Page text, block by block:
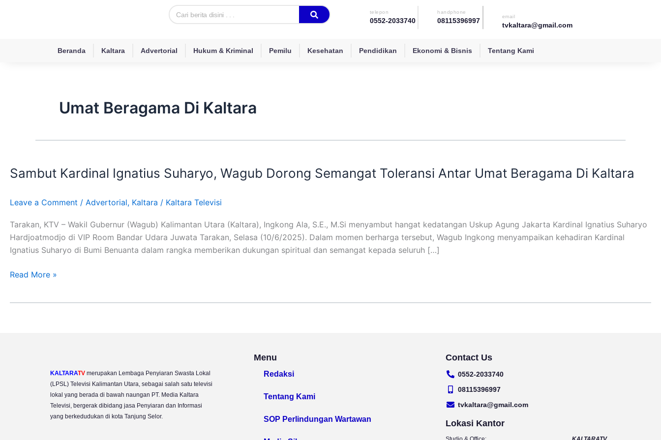
Search telepon
0552-2033740
handphone
08115396997
email
tvkaltara@gmail.com
Beranda Kaltara Advertorial Hukum & Kriminal Pemilu Kesehatan Pendidikan Ekonomi & Bisnis Tentang Kami
Umat Beragama Di Kaltara
Sambut Kardinal Ignatius Suharyo, Wagub Dorong Semangat Toleransi Antar Umat Beragama Di Kaltara
Leave a Comment / Advertorial, Kaltara / Kaltara Televisi
Tarakan, KTV – Wakil Gubernur (Wagub) Kalimantan Utara (Kaltara), Ingkong Ala, S.E., M.Si menyambut hangat kedatangan Uskup Agung Jakarta Kardinal Ignatius Suharyo
Hardjoatmodjo di VIP Room Bandar Udara Juwata Tarakan, Selasa (10/6/2025). Dalam momen berharga tersebut, Wagub Ingkong menyampaikan kehadiran Kardinal
Ignatius Suharyo di Bumi Benuanta dalam rangka memberikan dukungan spiritual dan semangat kepada seluruh […]
Ignatius
Wagub
Semangat
Toleransi
Antar
Beragama
Read More »
KALTARATV merupakan Lembaga Penyiaran Swasta Lokal
(LPSL) Televisi Kalimantan Utara, sebagai salah satu televisi
lokal yang berada di bawah naungan PT. Media Kaltara
Televisi, bergerak dibidang jasa Penyiaran dan Informasi
yang berkedudukan di kota Tanjung Selor.
Menu
Redaksi
Tentang Kami
SOP Perlindungan Wartawan
Contact Us
0552-2033740
08115396997
tvkaltara@gmail.com
Lokasi Kantor